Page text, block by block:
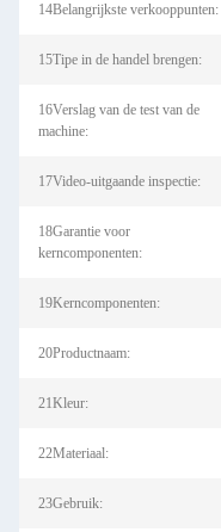
14Belangrijkste verkooppunten:
15Tipe in de handel brengen:
16Verslag van de test van de
machine:
17Video-uitgaande inspectie:
18Garantie voor
kerncomponenten:
19Kerncomponenten:
20Productnaam:
21Kleur:
22Materiaal:
23Gebruik: